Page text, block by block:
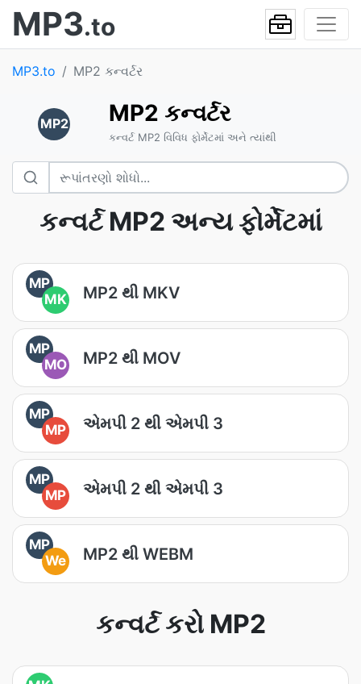
MP3.to
MP3.to MP2 કન્વર્ટર
MP2 MP2 કન્વર્ટર
કન્વર્ટ MP2 વિવિધ ફોર્મેટમાં અને ત્યાંથી
કન્વર્ટ MP2 અન્ય ફોર્મેટમાં
MP
MK
MP2 થી MKV
MP
MO
MP2 થી MOV
MP
MP
એમપી 2 થી એમપી 3
MP
MP
એમપી 2 થી એમપી 3
MP
We
MP2 થી WEBM
કન્વર્ટ કરો MP2